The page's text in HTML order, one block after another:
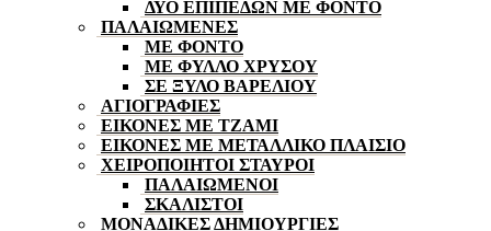
ΔΥΟ ΕΠΙΠΕΔΩΝ ΜΕ ΦΟΝΤΟ
ΠΑΛΑΙΩΜΕΝΕΣ
ΜΕ ΦΟΝΤΟ
ΜΕ ΦΥΛΛΟ ΧΡΥΣΟΥ
ΣΕ ΞΥΛΟ ΒΑΡΕΛΙΟΥ
ΑΓΙΟΓΡΑΦΙΕΣ
ΕΙΚΟΝΕΣ ΜΕ ΤΖΑΜΙ
ΕΙΚΟΝΕΣ ΜΕ ΜΕΤΑΛΛΙΚΟ ΠΛΑΙΣΙΟ
ΧΕΙΡΟΠΟΙΗΤΟΙ ΣΤΑΥΡΟΙ
ΠΑΛΑΙΩΜΕΝΟΙ
ΣΚΑΛΙΣΤΟΙ
ΜΟΝΑΔΙΚΕΣ ΔΗΜΙΟΥΡΓΙΕΣ